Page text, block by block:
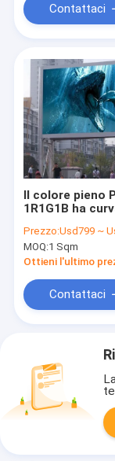
Contattaci
Il colore pieno
1R1G1B ha
all'aperto
SMD3528
Prezzo:Usd799 ~ Usd1099 / Sqm (
MOQ:1 Sqm
Ottieni l'ultimo
Contattaci